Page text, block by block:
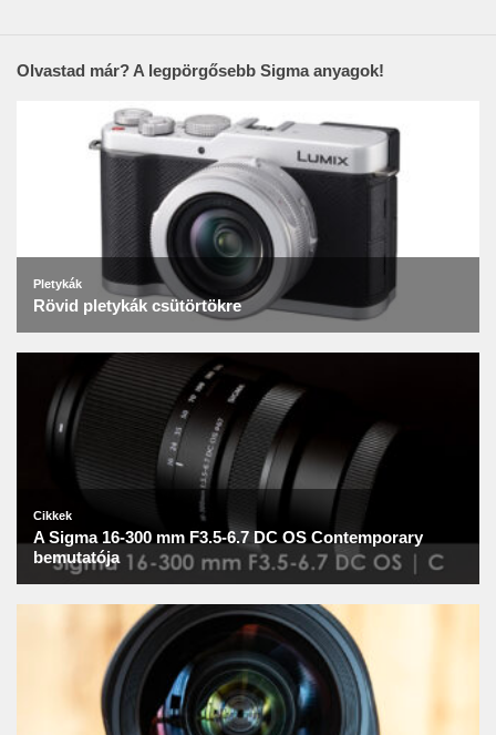
Olvastad már? A legpörgősebb Sigma anyagok!